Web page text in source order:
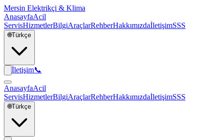
Mersin Elektrikçi & Klima
AnasayfaAcil
ServisHizmetlerBilgiAraçlarRehberHakkımızdaİletişimSSS
🌐Türkçe
İletişim📞
AnasayfaAcil
ServisHizmetlerBilgiAraçlarRehberHakkımızdaİletişimSSS
🌐Türkçe